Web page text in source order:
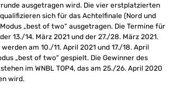
ausgetragen wird. Die vier erstplatzierten
sich für das Achtelfinale (Nord und
„best of two“ ausgetragen. Die Termine für
13./14. März 2021 und der 27./28. März 2021.
am 10./11. April 2021 und 17./18. April
„best of two“ gespielt. Die Gewinner des
im WNBL TOP4, das am 25./26. April 2020
wird.